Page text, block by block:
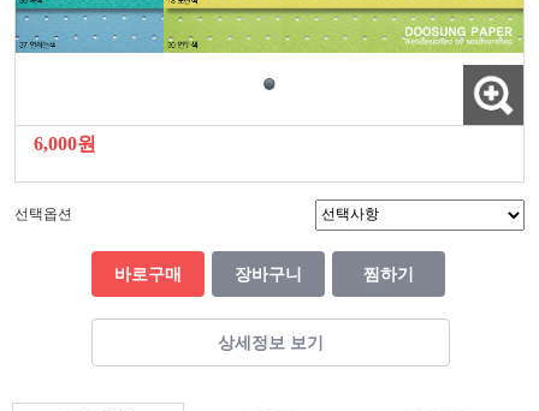
6,000원
선택옵션
바로구매 장바구니 찜하기
상세정보 보기